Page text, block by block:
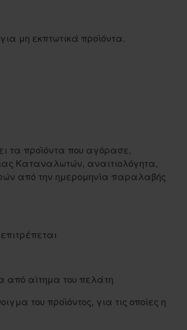
μη εκπτωτικά προϊόντα.
τα προϊόντα που αγόρασε,
Καταναλωτών, αναιτιολόγητα,
από την ημερομηνία παραλαβής
από αίτημα του πελάτη
του προϊόντος, για τις οποίες η